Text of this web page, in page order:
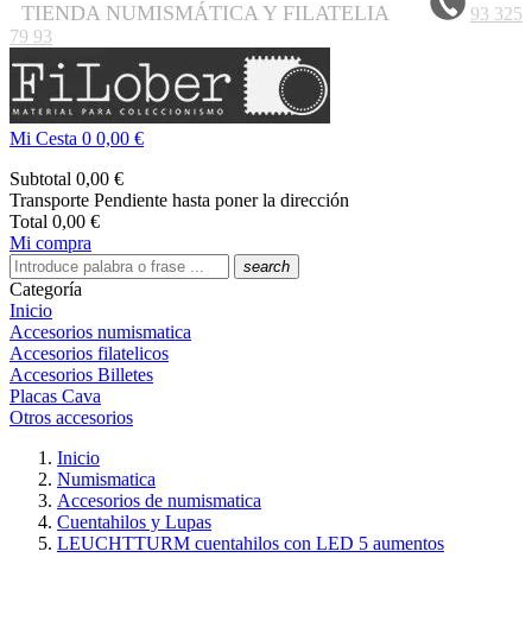
TIENDA NUMISMÁTICA Y FILATELIA
93 325
79 93
Mi Cesta 0 0,00 €
Subtotal 0,00 €
Transporte Pendiente hasta poner la dirección
Total 0,00 €
Mi compra
search
Categoría
Inicio
Accesorios numismatica
Accesorios filatelicos
Accesorios Billetes
Placas Cava
Otros accesorios
Inicio
Numismatica
Accesorios de numismatica
Cuentahilos y Lupas
LEUCHTTURM cuentahilos con LED 5 aumentos